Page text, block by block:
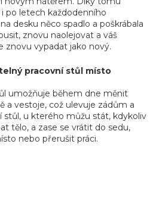
po letech každodenního
desku něco spadlo a poškrábala
znovu naolejovat a váš
znovu vypadat jako nový.
pracovní stůl místo
umožňuje během dne měnit
a vestoje, což ulevuje zádům a
stůl, u kterého můžu stát, kdykoliv
tělo, a zase se vrátit do sedu,
nebo přerušit práci.